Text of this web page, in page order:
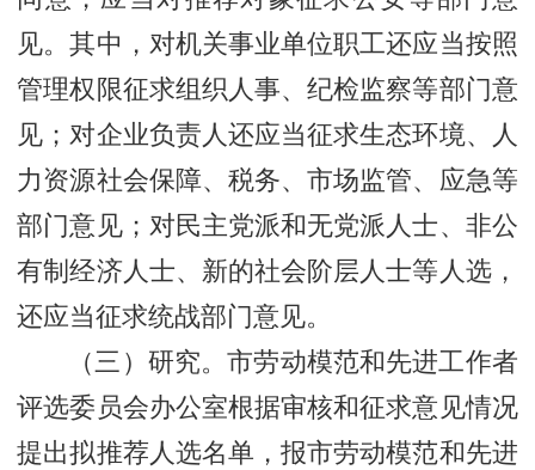
见。其中，对机关事业单位职工还应当按照
管理权限征求组织人事、纪检监察等部门意
见；对企业负责人还应当征求生态环境、人
力资源社会保障、税务、市场监管、应急等
部门意见；对民主党派和无党派人士、非公
有制经济人士、新的社会阶层人士等人选，
还应当征求统战部门意见。
（三）研究。市劳动模范和先进工作者
评选委员会办公室根据审核和征求意见情况
提出拟推荐人选名单，报市劳动模范和先进